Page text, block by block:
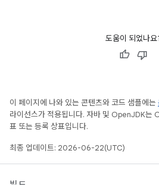
도움이 되었나요
이 페이지에 나와 있는 콘텐츠와 코드 샘플에는
라이선스가 적용됩니다. 자바 및 OpenJDK
표 또는 등록 상표입니다.
최종 업데이트: 2026-06-22(UTC)